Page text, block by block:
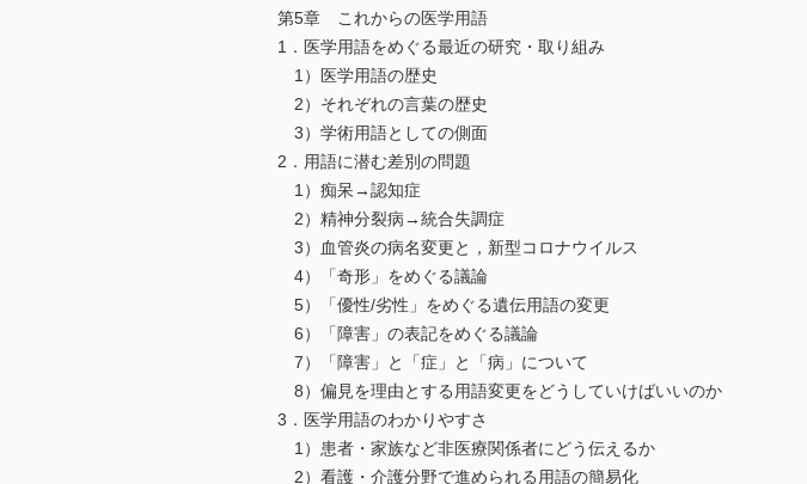
第5章 これからの医学用語
1．医学用語をめぐる最近の研究・取り組み
1）医学用語の歴史
2）それぞれの言葉の歴史
3）学術用語としての側面
2．用語に潜む差別の問題
1）痴呆→認知症
2）精神分裂病→統合失調症
3）血管炎の病名変更と，新型コロナウイルス
4）「奇形」をめぐる議論
5）「優性/劣性」をめぐる遺伝用語の変更
6）「障害」の表記をめぐる議論
7）「障害」と「症」と「病」について
8）偏見を理由とする用語変更をどうしていけばいいのか
3．医学用語のわかりやすさ
1）患者・家族など非医療関係者にどう伝えるか
2）看護・介護分野で進められる用語の簡易化